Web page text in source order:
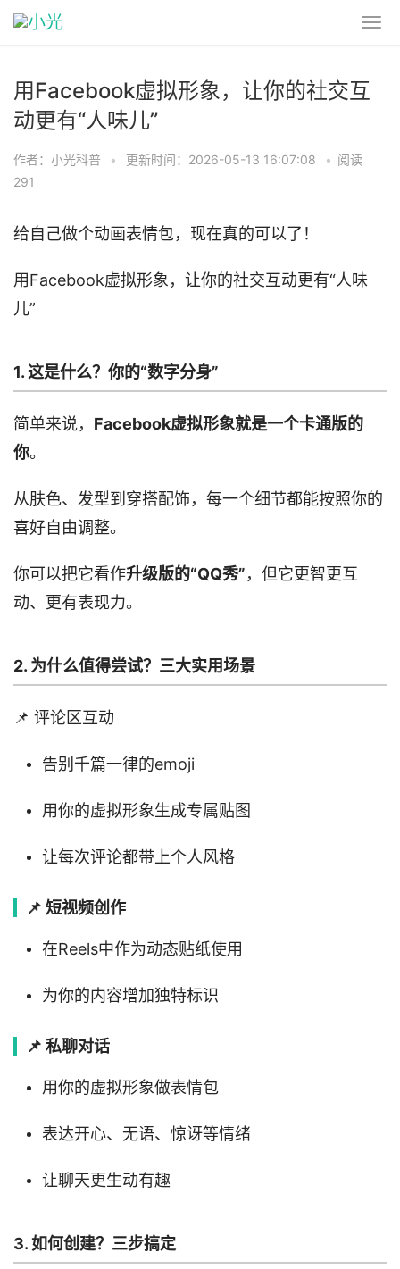
用Facebook虚拟形象，让你的社交互
动更有“人味儿”
作者：小光科普 • 更新时间：2026-05-13 16:07:08 • 阅读
291
给自己做个动画表情包，现在真的可以了！
用Facebook虚拟形象，让你的社交互动更有“人味
儿”
1. 这是什么？你的“数字分身”
简单来说， Facebook虚拟形象就是一个卡通版的
你。
从肤色、发型到穿搭配饰，每一个细节都能按照你的
喜好自由调整。
你可以把它看作升级版的“QQ秀”，但它更智更互
动、更有表现力。
2. 为什么值得尝试？三大实用场景
📌 评论区互动
告别千篇一律的emoji
用你的虚拟形象生成专属贴图
让每次评论都带上个人风格
📌 短视频创作
在Reels中作为动态贴纸使用
为你的内容增加独特标识
📌 私聊对话
用你的虚拟形象做表情包
表达开心、无语、惊讶等情绪
让聊天更生动有趣
3. 如何创建？三步搞定